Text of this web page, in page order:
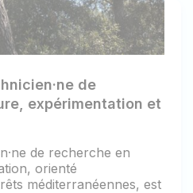
de
expérimentation et
de recherche en
orienté
méditerranéennes, est